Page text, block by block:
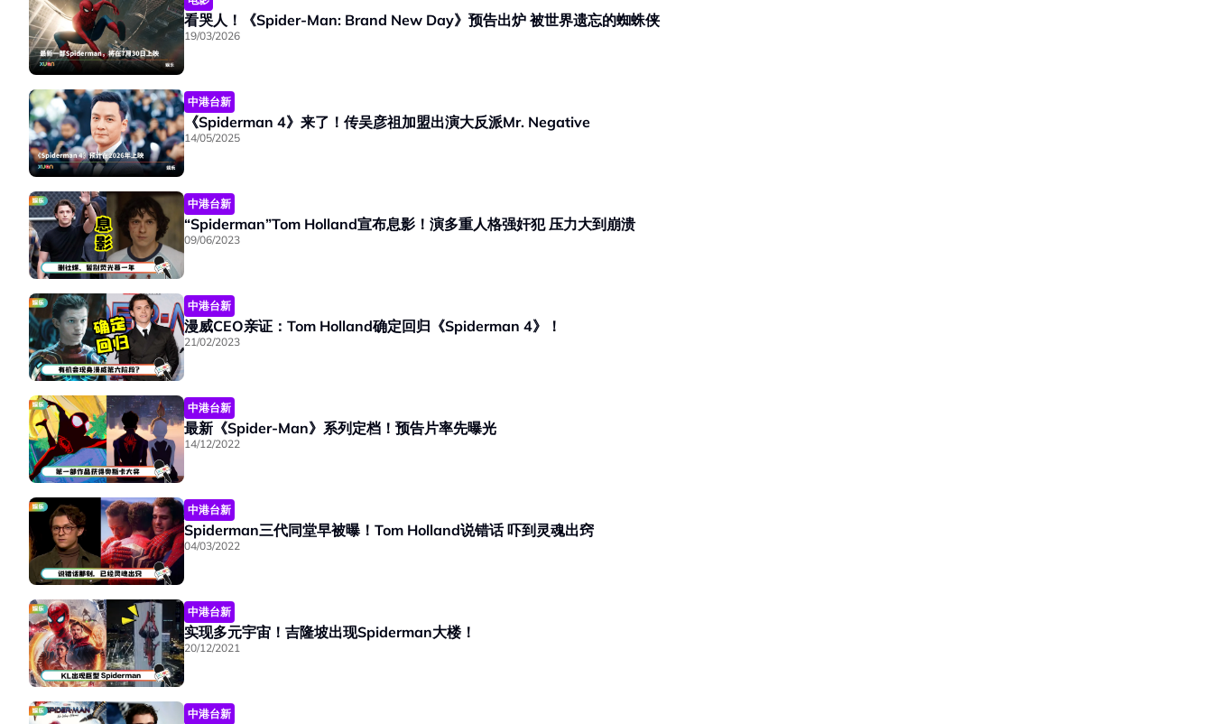
看哭人！《Spider-Man: Brand New Day》预告出炉 被世界遗忘的蜘蛛侠
19/03/2026
中港台新
《Spiderman 4》来了！传吴彦祖加盟出演大反派Mr. Negative
14/05/2025
中港台新
“Spiderman”Tom Holland宣布息影！演多重人格强奸犯 压力大到崩溃
09/06/2023
中港台新
漫威CEO亲证：Tom Holland确定回归《Spiderman 4》！
21/02/2023
中港台新
最新《Spider-Man》系列定档！预告片率先曝光
14/12/2022
中港台新
Spiderman三代同堂早被曝！Tom Holland说错话 吓到灵魂出窍
04/03/2022
中港台新
实现多元宇宙！吉隆坡出现Spiderman大楼！
20/12/2021
中港台新